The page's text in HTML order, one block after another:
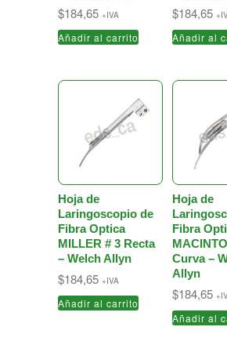
$184,65 +IVA
Añadir al carrito
$184,65
Añadir al
Hoja de
Laringoscopio de
Fibra Optica
MILLER # 3 Recta
– Welch Allyn
$184,65 +IVA
Añadir al carrito
Hoja de
Fibra
Curva –
Allyn
$184,65
Añadir al